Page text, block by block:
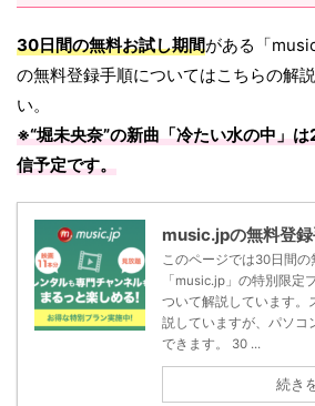
30日間の無料お試し期間がある「
の無料登録手順についてはこちらの解
い。
※“堀未央奈”の新曲「冷たい水の中」は
信予定です。
music.jpの無料登
このページでは30日間
「music.jp」の特別限定
ついて解説しています。
説していますが、パソコ
できます。 30 ...
続き